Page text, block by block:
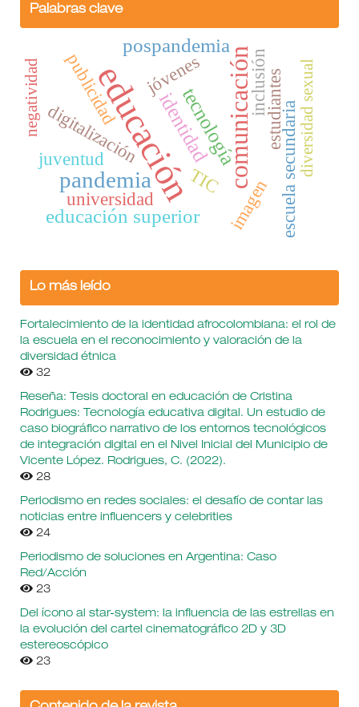
Palabras clave
educacióncomunicación
pandemia
tecnología
pospandemia
educación superior
identidad
inclusión
digitalización estudiantesescuela secundaria
imagen
publicidad jóvenes
universidad
TIC
juventud diversidad sexual
negatividad
Lo más leído
Fortalecimiento de la identidad afrocolombiana: el rol de
la escuela en el reconocimiento y valoración de la
diversidad étnica
32
Reseña: Tesis doctoral en educación de Cristina
Rodrigues: Tecnología educativa digital. Un estudio de
caso biográfico narrativo de los entornos tecnológicos
de integración digital en el Nivel Inicial del Municipio de
Vicente López. Rodrigues, C. (2022).
28
Periodismo en redes sociales: el desafío de contar las
noticias entre influencers y celebrities
24
Periodismo de soluciones en Argentina: Caso
Red/Acción
23
Del ícono al star-system: la influencia de las estrellas en
la evolución del cartel cinematográfico 2D y 3D
estereoscópico
23